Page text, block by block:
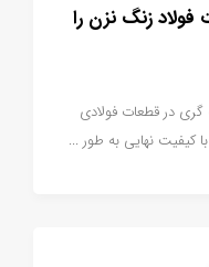
زنگ نزن را
در قطعات فولادی
کیفیت نهایی به طور ...